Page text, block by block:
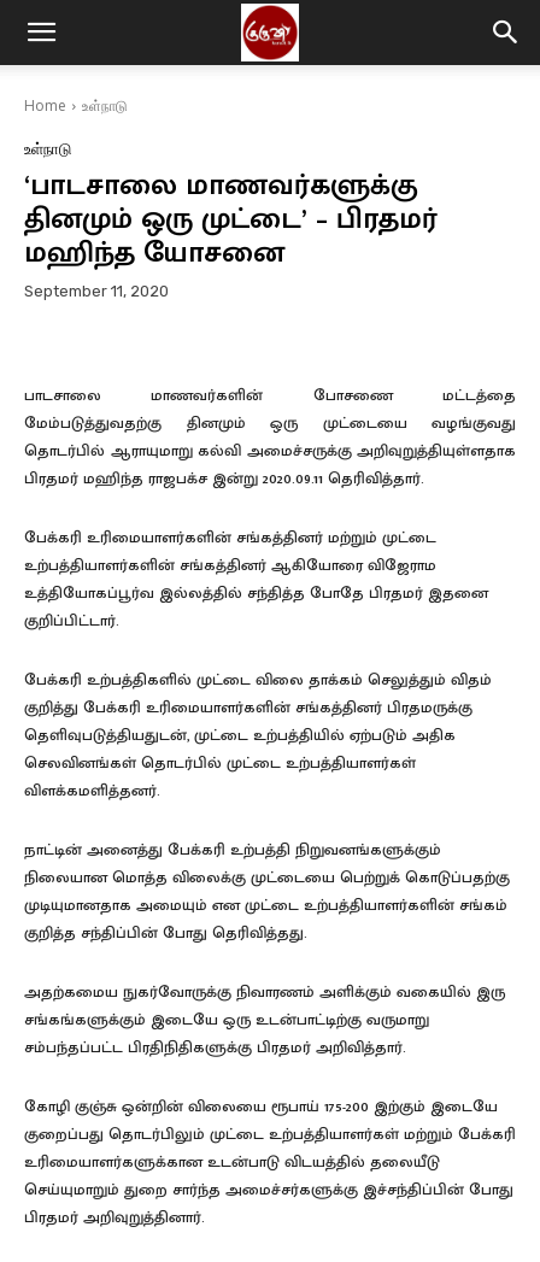
Home உள்நாடு
உள்நாடு
‘பாடசாலை மாணவர்களுக்கு
தினமும் ஒரு முட்டை’ – பிரதமர்
மஹிந்த யோசனை
September 11, 2020
பாடசாலை மாணவர்களின் போசணை மட்டத்தை
மேம்படுத்துவதற்கு தினமும் ஒரு முட்டையை வழங்குவது
தொடர்பில் ஆராயுமாறு கல்வி அமைச்சருக்கு அறிவுறுத்தியுள்ளதாக
பிரதமர் மஹிந்த ராஜபக்ச இன்று 2020.09.11 தெரிவித்தார்.
பேக்கரி உரிமையாளர்களின் சங்கத்தினர் மற்றும் முட்டை
உற்பத்தியாளர்களின் சங்கத்தினர் ஆகியோரை விஜேராம
உத்தியோகப்பூர்வ இல்லத்தில் சந்தித்த போதே பிரதமர் இதனை
குறிப்பிட்டார்.
பேக்கரி உற்பத்திகளில் முட்டை விலை தாக்கம் செலுத்தும் விதம்
குறித்து பேக்கரி உரிமையாளர்களின் சங்கத்தினர் பிரதமருக்கு
தெளிவுபடுத்தியதுடன், முட்டை உற்பத்தியில் ஏற்படும் அதிக
செலவினங்கள் தொடர்பில் முட்டை உற்பத்தியாளர்கள்
விளக்கமளித்தனர்.
நாட்டின் அனைத்து பேக்கரி உற்பத்தி நிறுவனங்களுக்கும்
நிலையான மொத்த விலைக்கு முட்டையை பெற்றுக் கொடுப்பதற்கு
முடியுமானதாக அமையும் என முட்டை உற்பத்தியாளர்களின் சங்கம்
குறித்த சந்திப்பின் போது தெரிவித்தது.
அதற்கமைய நுகர்வோருக்கு நிவாரணம் அளிக்கும் வகையில் இரு
சங்கங்களுக்கும் இடையே ஒரு உடன்பாட்டிற்கு வருமாறு
சம்பந்தப்பட்ட பிரதிநிதிகளுக்கு பிரதமர் அறிவித்தார்.
கோழி குஞ்சு ஒன்றின் விலையை ரூபாய் 175-200 இற்கும் இடையே
குறைப்பது தொடர்பிலும் முட்டை உற்பத்தியாளர்கள் மற்றும் பேக்கரி
உரிமையாளர்களுக்கான உடன்பாடு விடயத்தில் தலையீடு
செய்யுமாறும் துறை சார்ந்த அமைச்சர்களுக்கு இச்சந்திப்பின் போது
பிரதமர் அறிவுறுத்தினார்.